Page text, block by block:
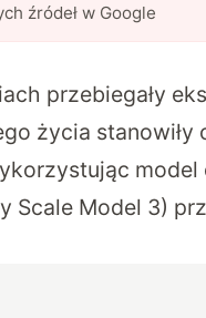
źródeł w Google
przebiegały
życia
Scale Model 3)